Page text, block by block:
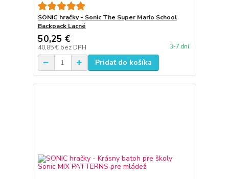
SONIC hračky - Sonic The Super Mario School
Backpack Lacné
50,25 €
40,85 € bez DPH 3-7 dní
Pridať do košíka